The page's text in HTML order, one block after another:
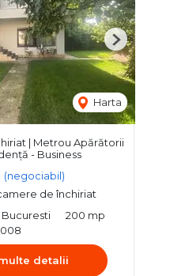
Harta
Next
| Metrou Apărătorii
- Business
(negociabil)
de închiriat
200 mp
detalii